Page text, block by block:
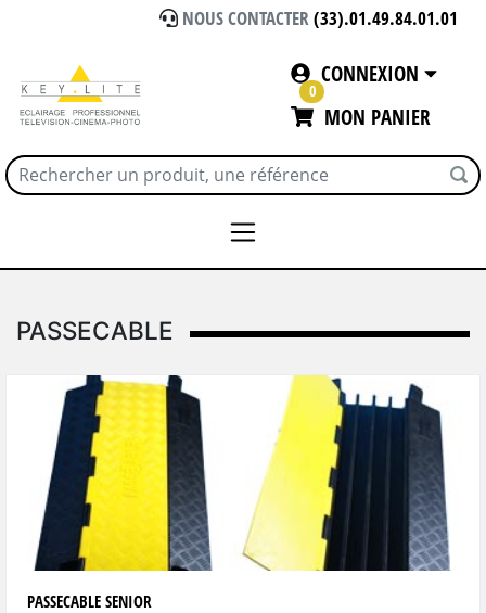
NOUS CONTACTER(33).01.49.84.01.01
CONNEXION
0
MON PANIER
PASSECABLE
PASSECABLE SENIOR